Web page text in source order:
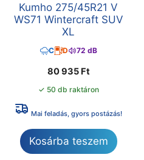
Kumho 275/45R21 V
WS71 Wintercraft SUV
XL
C D 72 dB
80 935 Ft
✓ 50 db raktáron
Mai feladás, gyors postázás!
Kosárba teszem